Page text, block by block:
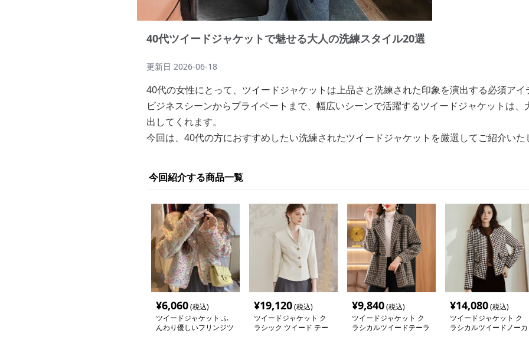
40代ツイードジャケットで魅せる大人の洗練スタイル20選
更新日 2026-06-18
40代の女性にとって、ツイードジャケットは上品さと洗練された印象を演出する必須アイ
ビジネスシーンからプライベートまで、幅広いシーンで活躍するツイードジャケットは
出してくれます。
今回は、40代の方におすすめしたい洗練されたツイードジャケットを厳選してご紹介いた
今回紹介する商品一覧
¥6,060(税込)
ツイードジャケット ふ
んわり優しいフリンジツ
¥19,120(税込)
ツイードジャケット ク
ラシック ツイード テー
¥9,840(税込)
ツイードジャケット ク
ラシカルツイードテーラ
¥14,080(税込)
ツイードジャケット ク
ラシカルツイードノーカ